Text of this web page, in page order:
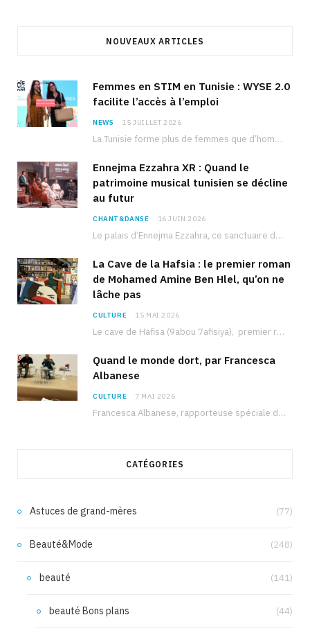
NOUVEAUX ARTICLES
Femmes en STIM en Tunisie : WYSE 2.0
facilite l’accès à l’emploi
NEWS 15 JUILLET 2026
La Tunisie forme plus de femmes que d’hommes dans les filières scientifiques. Pourtant, pour beaucoup…
Ennejma Ezzahra XR : Quand le
patrimoine musical tunisien se décline
au futur
CHANT&DANSE 16 JUIN 2026
Le palais d’Ennejma Ezzahra, ce sanctuaire de la musique tunisienne et méditerranéenne construit par le…
La Cave de la Hafsia : le premier roman
de Mohamed Amine Ben Hlel, qu’on ne
lâche pas
CULTURE 15 MAI 2026
Le cave de Hafisa (9abou 7afisiya), premier roman du journaliste tunisien Mohamed Amine Ben Hlel,…
Quand le monde dort, par Francesca
Albanese
CULTURE 7 MAI 2026
Francesca Albanese, rapporteuse spéciale de l’ONU sur les territoires palestiniens occupés, était à Tunis pour…
CATÉGORIES
Astuces de grand-mères (77)
Beauté&Mode (248)
beauté (141)
beauté Bons plans (44)